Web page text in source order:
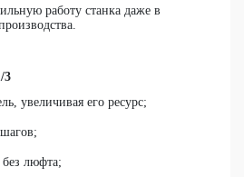
работу станка даже в
3
увеличивая его ресурс;
люфта;